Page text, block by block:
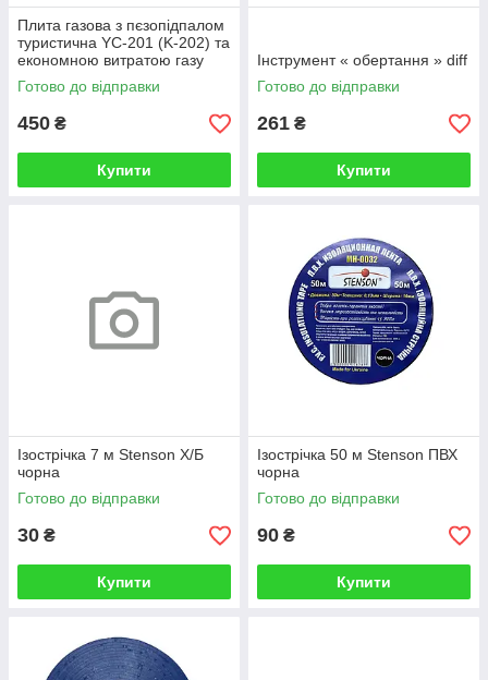
Плита газова з пєзопідпалом
туристична YC-201 (K-202) та
економною витратою газу
Готово до відправки
450 ₴
Купити
Інструмент « обертання » diff
Готово до відправки
261 ₴
Купити
Ізострічка 7 м Stenson Х/Б
чорна
Готово до відправки
30 ₴
Купити
Ізострічка 50 м Stenson ПВХ
чорна
Готово до відправки
90 ₴
Купити